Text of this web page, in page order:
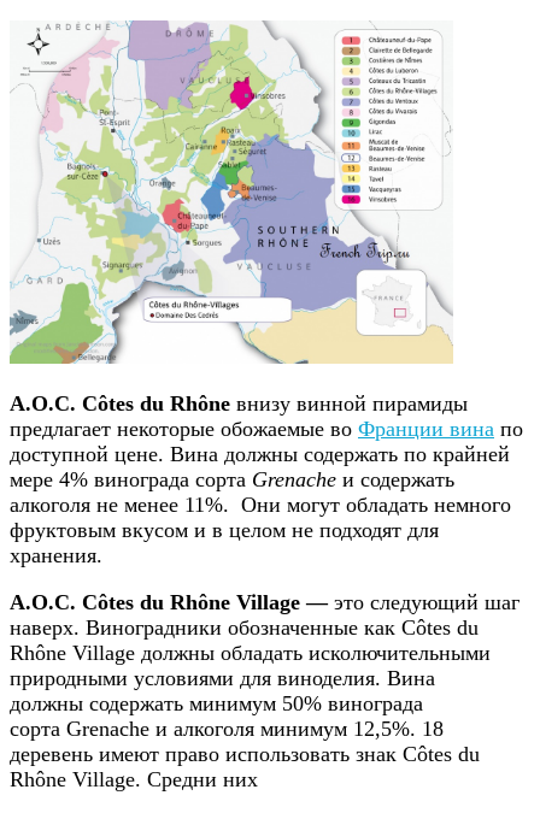
A.O.C. Côtes du Rhône внизу винной пирамиды
предлагает некоторые обожаемые во Франции вина по
доступной цене. Вина должны содержать по крайней
мере 4% винограда сорта Grenache и содержать
алкоголя не менее 11%. Они могут обладать немного
фруктовым вкусом и в целом не подходят для
хранения.
A.O.C. Côtes du Rhône Village —это следующий шаг
наверх. Виноградники обозначенные как Côtes du
Rhône Village должны обладать исколючительными
природными условиями для виноделия. Вина
должны содержать минимум 50% винограда
сорта Grenache и алкоголя минимум 12,5%. 18
деревень имеют право использовать знак Côtes du
Rhône Village. Средни них